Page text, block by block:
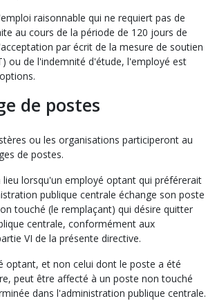
raisonnable qui ne requiert pas de
au cours de la période de 120 jours de
par écrit de la mesure de soutien
ou de l'indemnité d'étude, l'employé est
de postes
ou les organisations participeront au
de postes.
lieu lorsqu'un employé optant qui préférerait
publique centrale échange son poste
touché (le remplaçant) qui désire quitter
centrale, conformément aux
VI de la présente directive.
optant, et non celui dont le poste a été
peut être affecté à un poste non touché
dans l'administration publique centrale.